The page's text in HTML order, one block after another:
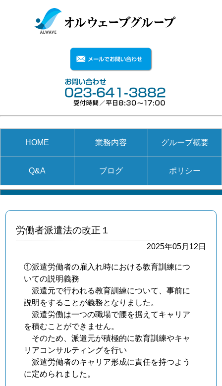
HOME 業務内容 グループ概要
Q&A ブログ ポリシー
労働者派遣法の改正１
2025年05月12日
①派遣労働者の雇入れ時における教育訓練につ
いての説明義務
派遣元で行われる教育訓練について、事前に
説明をすることが義務となりました。
派遣労働は一つの職場で腰を据えてキャリア
を積むことができません。
そのため、派遣元が積極的に教育訓練やキャ
リアコンサルティングを行い
派遣労働者のキャリア形成に責任を持つよう
に定められました。